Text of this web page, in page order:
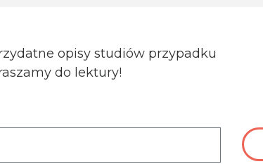
opisy studiów przypadku
do lektury!